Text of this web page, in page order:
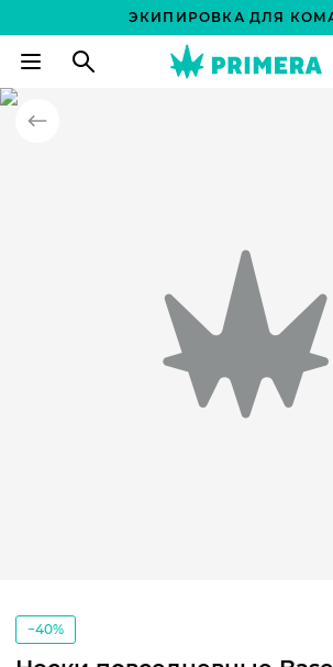
ЭКИПИРОВКА ДЛЯ
−40%